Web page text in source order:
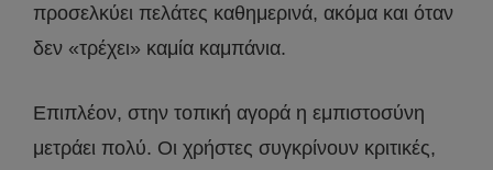
προσελκύει πελάτες καθημερινά, ακόμα και όταν
δεν «τρέχει» καμία καμπάνια.
Επιπλέον, στην τοπική αγορά η εμπιστοσύνη
μετράει πολύ. Οι χρήστες συγκρίνουν κριτικές,